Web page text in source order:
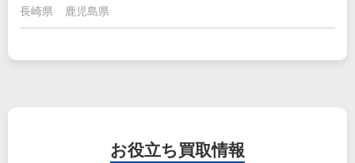
長崎県
鹿児島県
お役立ち 買取情報